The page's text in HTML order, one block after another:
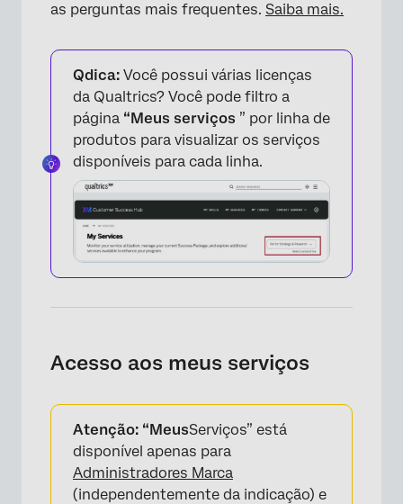
as perguntas mais frequentes. Saiba mais.
Qdica: Você possui várias licenças
da Qualtrics? Você pode filtro a
página “Meus serviços ” por linha de
produtos para visualizar os serviços
disponíveis para cada linha.
Acesso aos meus serviços
Atenção: “MeusServiços” está
disponível apenas para
Administradores Marca
(independentemente da indicação) e